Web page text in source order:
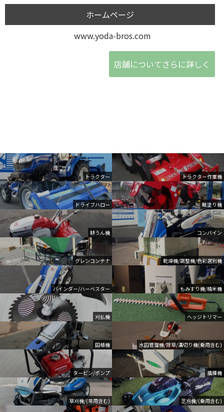
トラクター トラクター作業機
ドライブハロー 畦塗り機
耕うん機 コンバイン
グレンコンテナ 乾燥機/調整機/色彩選別機
バインダー/ハーベスター もみすり機/精米機
刈払機 ヘッジトリマー
田植機 水田管理機/除草/溝切り機(乗用含む)
タービン/ポンプ 播種機
草刈機/(常用含む) 芝刈機/(乗用含む)
ホームページ
www.yoda-bros.com
店舗についてさらに詳しく